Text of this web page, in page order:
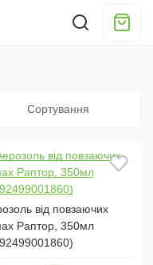
Сортування
від повзаючих
Раптор, 350мл